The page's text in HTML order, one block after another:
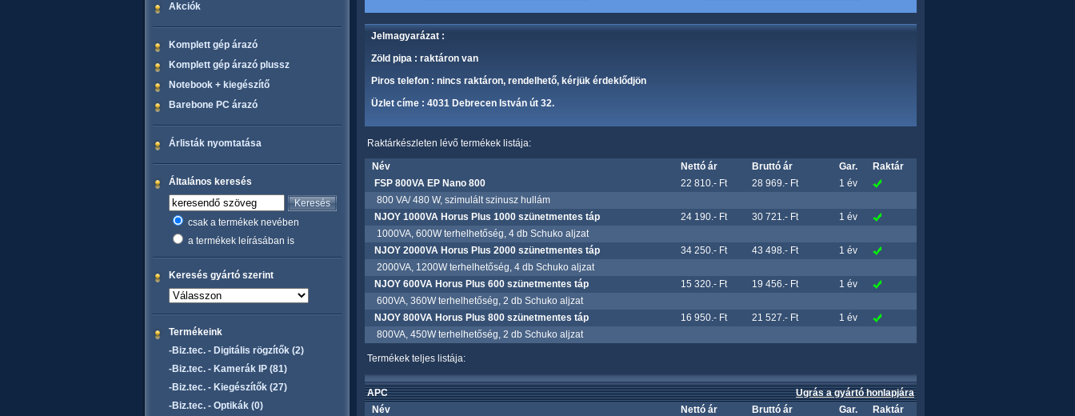
Akciók
Komplett gép árazó
Komplett gép árazó plussz
Notebook + kiegészítő
Barebone PC árazó
Árlisták nyomtatása
Általános keresés
csak a termékek nevében
a termékek leírásában is
Keresés gyártó szerint
Termékeink
-Biz.tec. - Digitális rögzítők (2)
-Biz.tec. - Kamerák IP (81)
-Biz.tec. - Kiegészítők (27)
-Biz.tec. - Optikák (0)
Jelmagyarázat :
Zöld pipa : raktáron van
Piros telefon : nincs raktáron, rendelhető, kérjük érdeklődjön
Üzlet címe : 4031 Debrecen István út 32.
Raktárkészleten lévő termékek listája:
Név Nettó ár Bruttó ár Gar.
Raktár
FSP 800VA EP Nano 800
22 810.- Ft 28 969.- Ft
1 év
800 VA/ 480 W, szimulált szinusz hullám
NJOY 1000VA Horus Plus 1000 szünetmentes táp
24 190.- Ft 30 721.- Ft
1 év
1000VA, 600W terhelhetőség, 4 db Schuko aljzat
NJOY 2000VA Horus Plus 2000 szünetmentes táp
34 250.- Ft 43 498.- Ft
1 év
2000VA, 1200W terhelhetőség, 4 db Schuko aljzat
NJOY 600VA Horus Plus 600 szünetmentes táp
15 320.- Ft 19 456.- Ft
1 év
600VA, 360W terhelhetőség, 2 db Schuko aljzat
NJOY 800VA Horus Plus 800 szünetmentes táp
16 950.- Ft 21 527.- Ft
1 év
800VA, 450W terhelhetőség, 2 db Schuko aljzat
Termékek teljes listája:
APC
Ugrás a gyártó honlapjára
Név
Nettó ár Bruttó ár Gar.
Raktár